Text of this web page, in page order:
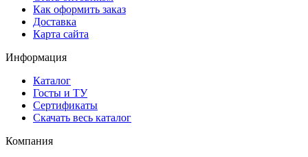
Как оформить заказ
Доставка
Карта сайта
Информация
Каталог
Госты и ТУ
Сертификаты
Скачать весь каталог
Компания